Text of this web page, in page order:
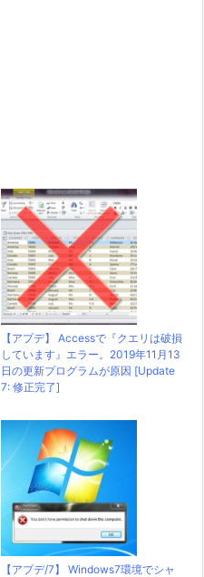
【アプデ】 Accessで『クエリは破損
しています』エラー。2019年11月13
日の更新プログラムが原因 [Update
7: 修正完了]
【アプデ/7】 Windows7環境でシャ